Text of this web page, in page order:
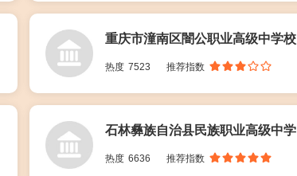
重庆市潼南区闇公职业高级中学校
热度 7523 推荐指数
石林彝族自治县民族职业高级中学
热度 6636 推荐指数